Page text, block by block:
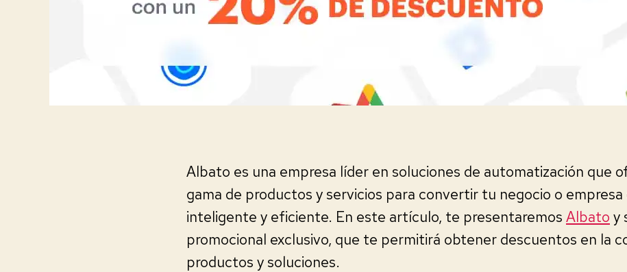
Albato es una empresa líder en soluciones de automatización que
gama de productos y servicios para convertir tu negocio o empresa
inteligente y eficiente. En este artículo, te presentaremos Albato y
promocional exclusivo, que te permitirá obtener descuentos en la
productos y soluciones.